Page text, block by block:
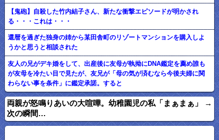
【鬼砲】自殺した竹内結子さん、新たな衝撃エピソードが明かされ
る・・・これは・・・
還暦を過ぎた独身の姉から某田舎町のリゾートマンションを購入しよ
うかと思うと相談された
友人の兄がデキ婚をして、出産後に友母が執拗にDNA鑑定を薦め誰も
が友母を冷たい目で見たが、友兄が「母の気が済むなら今後夫婦に関
わらない事を条件」に鑑定承諾。すると
両親が怒鳴りあいの大喧嘩。幼稚園児の私「まぁまぁ」 →
次の瞬間…